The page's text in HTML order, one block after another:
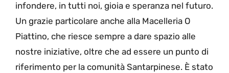
infondere, in tutti noi, gioia e speranza nel futuro.
Un grazie particolare anche alla Macelleria O
Piattino, che riesce sempre a dare spazio alle
nostre iniziative, oltre che ad essere un punto di
riferimento per la comunità Santarpinese. È stato